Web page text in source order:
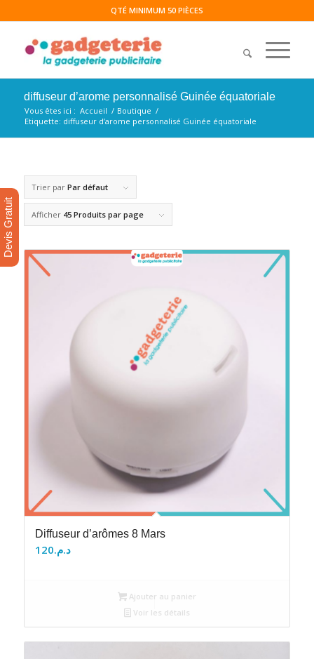
QTÉ MINIMUM 50 PIÈCES
diffuseur d’arome personnalisé Guinée équatoriale
Vous êtes ici : Accueil / Boutique /
Etiquette: diffuseur d’arome personnalisé Guinée équatoriale
Trier par Par défaut
Afficher 45 Produits par page
Diffuseur d’arômes 8 Mars
د.م.120
Ajouter au panier
Voir les détails
Devis Gratuit